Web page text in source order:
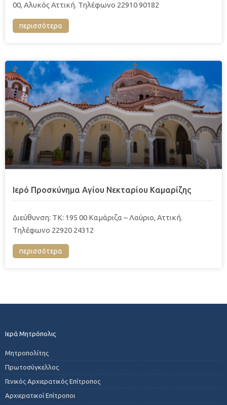
00, Αλυκός Αττική. Τηλέφωνο 22910 90182
περισσότερα
Ιερό Προσκύνημα Αγίου Νεκταρίου Καμαρίζης
Διεύθυνση: ΤΚ: 195 00 Καμάριζα – Λαύριο, Αττική.
Τηλέφωνο 22920 24312
περισσότερα
Ιερά Μητρόπολις
Μητροπολίτης
Πρωτοσύγκελλος
Γενικός Αρχιερατικός Επίτροπος
Αρχιερατικοί Επίτροποι